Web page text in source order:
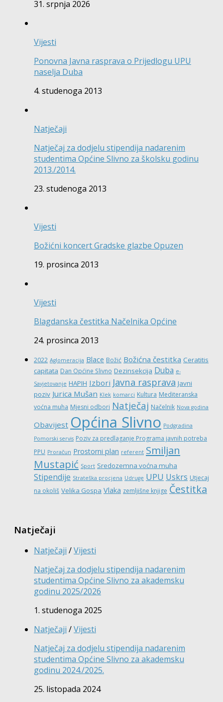
31. srpnja 2026
Vijesti
Ponovna Javna rasprava o Prijedlogu UPU
naselja Duba
4. studenoga 2013
Natječaji
Natječaj za dodjelu stipendija nadarenim
studentima Općine Slivno za školsku godinu
2013./2014.
23. studenoga 2013
Vijesti
Božićni koncert Gradske glazbe Opuzen
19. prosinca 2013
Vijesti
Blagdanska čestitka Načelnika Općine
24. prosinca 2013
2022 Aglomeracija Blace Božić Božićna čestitka Ceratitis
capitata Dan Općine Slivno Dezinsekcija Duba e-
Savjetovanje HAPIH Izbori Javna rasprava Javni
poziv Jurica Mušan Klek komarci Kultura Mediteranska
voćna muha Mjesni odbori Natječaj Načelnik Nova godina
Obavijest Općina Slivno Podgradina
Pomorski servis Poziv za predlaganje Programa javnih potreba
PPU Proračun Prostorni plan referent Smiljan
Mustapić Sport Sredozemna voćna muha
Stipendije Strateška procjena Udruge UPU Uskrs Utjecaj
na okoliš Velika Gospa Vlaka zemljišne knjige Čestitka
Natječaji
Natječaji /Vijesti
Natječaj za dodjelu stipendija nadarenim
studentima Općine Slivno za akademsku
godinu 2025/2026
1. studenoga 2025
Natječaji /Vijesti
Natječaj za dodjelu stipendija nadarenim
studentima Općine Slivno za akademsku
godinu 2024./2025.
25. listopada 2024